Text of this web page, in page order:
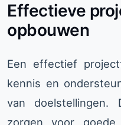
Effectieve
opbouwen
Een effectief
kennis en
van doelstellingen.
zorgen voor goede